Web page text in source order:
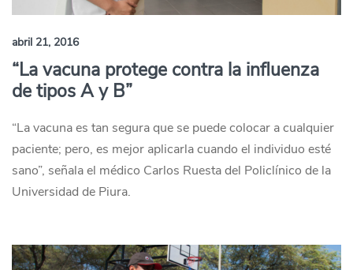
abril 21, 2016
“La vacuna protege contra la influenza
de tipos A y B”
“La vacuna es tan segura que se puede colocar a cualquier
paciente; pero, es mejor aplicarla cuando el individuo esté
sano”, señala el médico Carlos Ruesta del Policlínico de la
Universidad de Piura.